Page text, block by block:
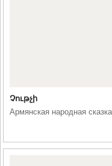
Չութչի
Армянская народная сказка